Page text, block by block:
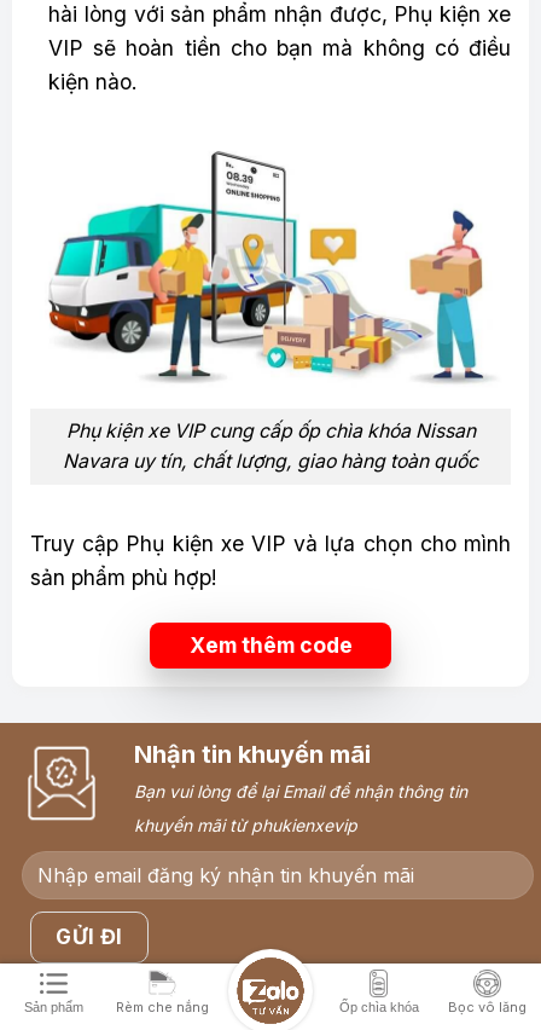
hài lòng với sản phẩm nhận được, Phụ kiện xe
VIP sẽ hoàn tiền cho bạn mà không có điều
kiện nào.
Phụ kiện xe VIP cung cấp ốp chìa khóa Nissan
Navara uy tín, chất lượng, giao hàng toàn quốc
Truy cập Phụ kiện xe VIP và lựa chọn cho mình
sản phẩm phù hợp!
Xem thêm code
Nhận tin khuyến mãi
Bạn vui lòng để lại Email để nhận thông tin
khuyến mãi từ phukienxevip
Sản phẩm Rèm che nắng Ốp chìa khóa Bọc vô lăng